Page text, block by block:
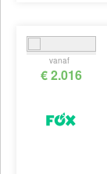
vanaf
€ 2.016